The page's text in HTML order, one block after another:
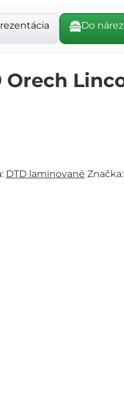
Do
Orech
DTD laminované Značka: